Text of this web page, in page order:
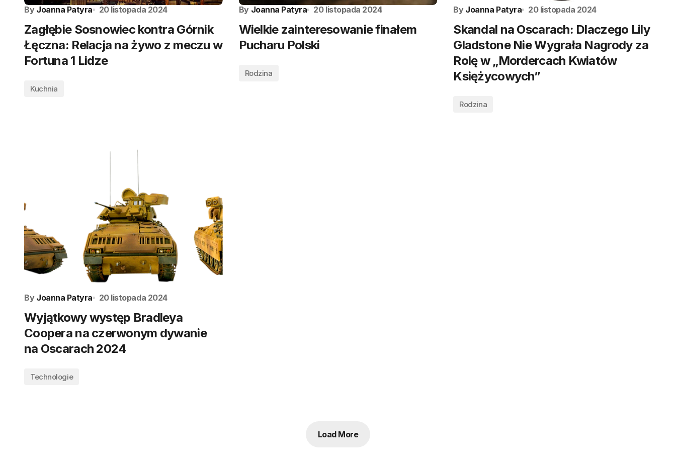
By Joanna Patyra 20 listopada 2024
Zagłębie Sosnowiec kontra Górnik
Łęczna: Relacja na żywo z meczu w
Fortuna 1 Lidze
Kuchnia
By Joanna Patyra 20 listopada 2024
Wielkie zainteresowanie finałem
Pucharu Polski
Rodzina
By Joanna Patyra 20 listopada 2024
Skandal na Oscarach: Dlaczego Lily
Gladstone Nie Wygrała Nagrody za
Rolę w „Mordercach Kwiatów
Księżycowych”
Rodzina
By Joanna Patyra 20 listopada 2024
Wyjątkowy występ Bradleya
Coopera na czerwonym dywanie
na Oscarach 2024
Technologie
Load More